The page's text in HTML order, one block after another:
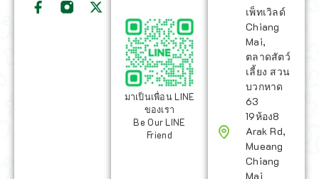
มาเป็นเพื่อน LINE
ของเรา
Be Our LINE
Friend
เพ็ทเวิลด์
Chiang
Mai,
ตลาดสัตว์
เลี้ยง สวน
บวกหาด
63
19ห้อง8
Arak Rd,
Mueang
Chiang
Mai